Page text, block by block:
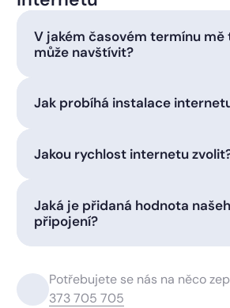
V jakém časovém termínu mě
může navštívit?
Jak probíhá instalace
Jakou rychlost internetu
Jaká je přidaná hodnota
připojení?
Potřebujete se nás na něco
373 705 705